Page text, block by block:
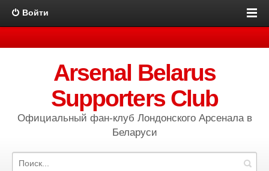
Войти
Arsenal Belarus
Supporters Club
Официальный фан-клуб Лондонского Арсенала в
Беларуси